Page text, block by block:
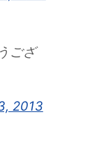
ござ
2013